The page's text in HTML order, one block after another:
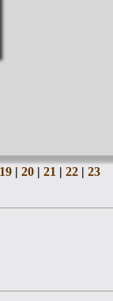
19| 20| 21 | 22| 23